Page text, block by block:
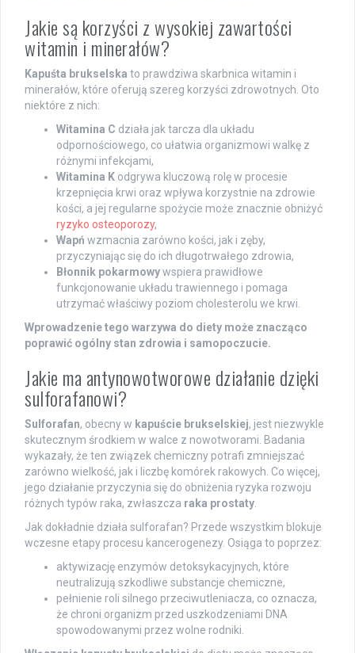
Jakie są korzyści z wysokiej zawartości
witamin i minerałów?
Kapuśta brukselska to prawdziwa skarbnica witamin i
minerałów, które oferują szereg korzyści zdrowotnych. Oto
niektóre z nich:
Witamina C działa jak tarcza dla układu
odpornościowego, co ułatwia organizmowi walkę z
różnymi infekcjami,
Witamina K odgrywa kluczową rolę w procesie
krzepnięcia krwi oraz wpływa korzystnie na zdrowie
kości, a jej regularne spożycie może znacznie obniżyć
ryzyko osteoporozy,
Wapń wzmacnia zarówno kości, jak i zęby,
przyczyniając się do ich długotrwałego zdrowia,
Błonnik pokarmowywspiera prawidłowe
funkcjonowanie układu trawiennego i pomaga
utrzymać właściwy poziom cholesterolu we krwi.
Wprowadzenie tego warzywa do diety może znacząco
poprawić ogólny stan zdrowia i samopoczucie.
Jakie ma antynowotworowe działanie dzięki
sulforafanowi?
Sulforafan, obecny w kapuście brukselskiej, jest niezwykle
skutecznym środkiem w walce z nowotworami. Badania
wykazały, że ten związek chemiczny potrafi zmniejszać
zarówno wielkość, jak i liczbę komórek rakowych. Co więcej,
jego działanie przyczynia się do obniżenia ryzyka rozwoju
różnych typów raka, zwłaszcza raka prostaty
Jak dokładnie działa sulforafan? Przede wszystkim blokuje
wczesne etapy procesu kancerogenezy. Osiąga to poprzez:
aktywizację enzymów detoksykacyjnych, które
neutralizują szkodliwe substancje chemiczne,
pełnienie roli silnego przeciwutleniacza, co oznacza,
że chroni organizm przed uszkodzeniami DNA
spowodowanymi przez wolne rodniki.